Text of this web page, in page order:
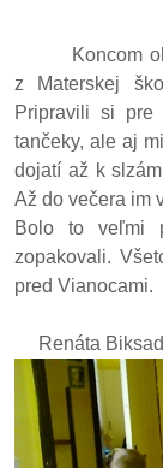
Koncom
z Materskej
Pripravili si pre
tančeky, ale aj
dojatí až k
Až do večera im
Bolo to veľmi
zopakovali.
pred Vianocami.
Renáta